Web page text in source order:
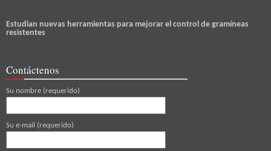
Estudian nuevas herramientas para mejorar el control de gramíneas
resistentes
Contáctenos
Su nombre (requerido)
Su e-mail (requerido)